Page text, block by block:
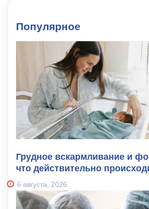
Популярное
Грудное вскармливание и
что действительно
6 августа, 2026